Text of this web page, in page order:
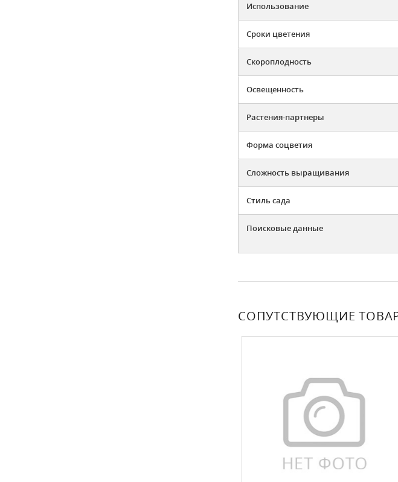
Использование
Сроки цветения
Скороплодность
Освещенность
Растения-партнеры
Форма соцветия
Сложность выращивания
Стиль сада
Поисковые данные
СОПУТСТВУЮЩИЕ